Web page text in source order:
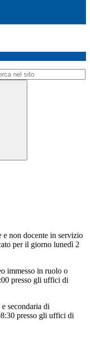
e non docente in servizio
per il giorno lunedì 2
immesso in ruolo o
presso gli uffici di
secondaria di
presso gli uffici di